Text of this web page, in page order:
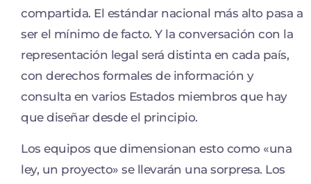
compartida. El estándar nacional más alto pasa a
ser el mínimo de facto. Y la conversación con la
representación legal será distinta en cada país,
con derechos formales de información y
consulta en varios Estados miembros que hay
que diseñar desde el principio.
Los equipos que dimensionan esto como «una
ley, un proyecto» se llevarán una sorpresa. Los